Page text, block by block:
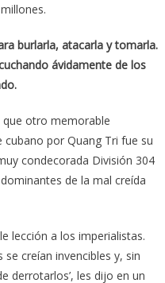
burlarla, atacarla y tomarla.
ávidamente de los
otro memorable
por Quang Tri fue su
condecorada División 304
de la mal creída
lección a los imperialistas.
creían invencibles y, sin
derrotarlos’, les dijo en un